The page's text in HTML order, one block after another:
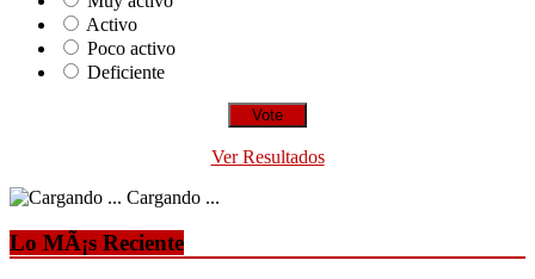
Activo
Poco activo
Deficiente
Ver Resultados
Cargando ...
Lo MÃ¡s Reciente